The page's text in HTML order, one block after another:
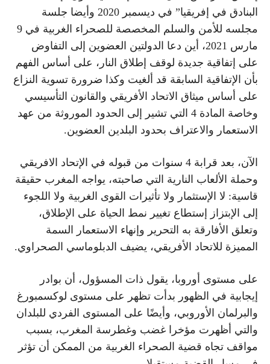
البنادق في إفريقيا” في ديسمبر 2020 وأيضا جلسة
مجلسه للأمن والسلم المخصصة للصحراء الغربية في 9
مارس 2021، أين دعا الدولتين العضوين إلى التفاوض
على إتفاقية جديدة لوقف إطلاق النار، على أساس الفهم
بأن الإتفاقية السابقة قد ألغيت وكذا ضرورة تسوية النزاع
على أساس ميثاق الاتحاد الأفريقي والقانون التأسيسي
وخاصة المادة 4 التي تشير إلى الحدود الموروثة من عهد
الاستعمار والاعتراف بحدود البلدين العضوين.
الآن، بعد قرابة 4 سنوات من قبوله في الإتحاد الافريقي
وحملة الألعاب النارية التي صاحبته، يواجه المغرب حقيقة
قاسية: لا الإستثمار ولا تأثيرات القوى الغربية ولا اللجوء
إلى الإبتزاز إستطاع تغيير نمط الحياة على الإطلاق،
وتعلق الأفارقة به التحرير وإنهاء الاستعمار السمة
المميزة للاتحاد الأفريقي، يضيف الدبلوماسي الصحراوي.
على مستوى أوروبا، يقول ذات المسؤول، أن بوادر
إيجابية في الظهور بدأت تظهر على مستوى لوكسمبورغ
والبرلمان الأوروبي، وأيضًا على المستوى الفردي للبلدان
والتي أظهرت مؤخرا غضب وغطرسة المغرب، بسبب
مواقف تجاه قضية الصحراء الغربية من الممكن أن تؤثر